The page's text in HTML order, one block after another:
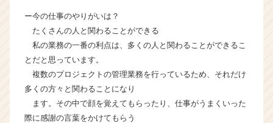
活
サ
イ
ト
ア
キ
ャ
リ
ー今の仕事のやりがいは？
たくさんの人と関わることができる
私の業務の一番の利点は、多くの人と関わることができるこ
とだと思っています。
複数のプロジェクトの管理業務を行っているため、それだけ
多くの方々と関わることになり
ます。その中で顔を覚えてもらったり、仕事がうまくいった
際に感謝の言葉をかけてもらう